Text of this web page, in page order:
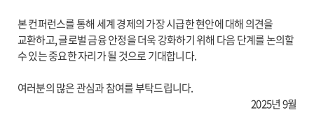
본 컨퍼런스를 통해 세계 경제의 가장 시급한 현안에 대해 의견을
교환하고, 글로벌 금융 안정을 더욱 강화하기 위해 다음 단계를 논의할
수 있는 중요한 자리가 될 것으로 기대합니다.
여러분의 많은 관심과 참여를 부탁드립니다.
2025년 9월